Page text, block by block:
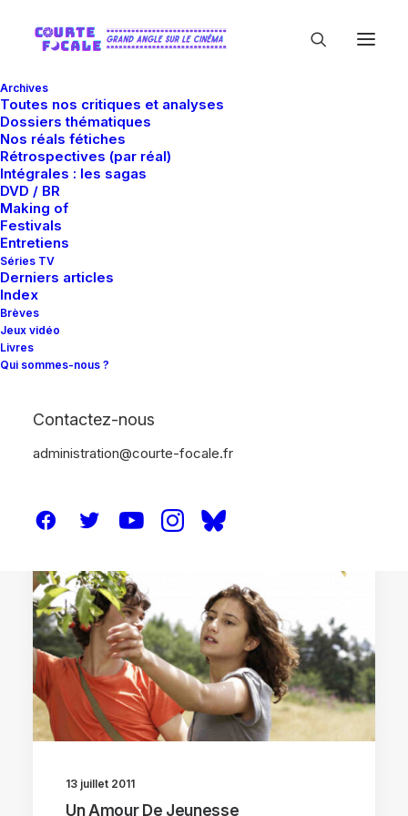
Archives
Toutes nos critiques et analyses
Dossiers thématiques
Nos réals fétiches
Rétrospectives (par réal)
Intégrales : les sagas
DVD / BR
Making of
Festivals
Entretiens
Séries TV
Derniers articles
Index
Brèves
Jeux vidéo
Livres
Qui sommes-nous ?
Contactez-nous
administration@courte-focale.fr
Razor Film Produktion
13 juillet 2011
Un Amour De Jeunesse